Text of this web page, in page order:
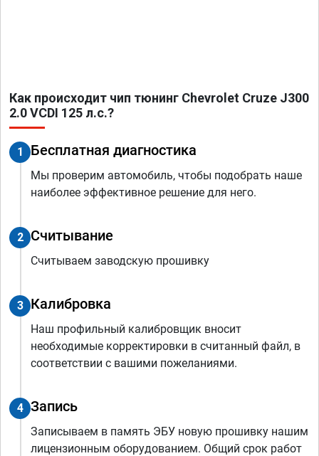
Как происходит чип тюнинг Chevrolet Cruze J300
2.0 VCDI 125 л.с.?
1 Бесплатная диагностика
Мы проверим автомобиль, чтобы подобрать наше
наиболее эффективное решение для него.
2 Считывание
Считываем заводскую прошивку
3 Калибровка
Наш профильный калибровщик вносит
необходимые корректировки в считанный файл, в
соответствии с вашими пожеланиями.
4 Запись
Записываем в память ЭБУ новую прошивку нашим
лицензионным оборудованием. Общий срок работ